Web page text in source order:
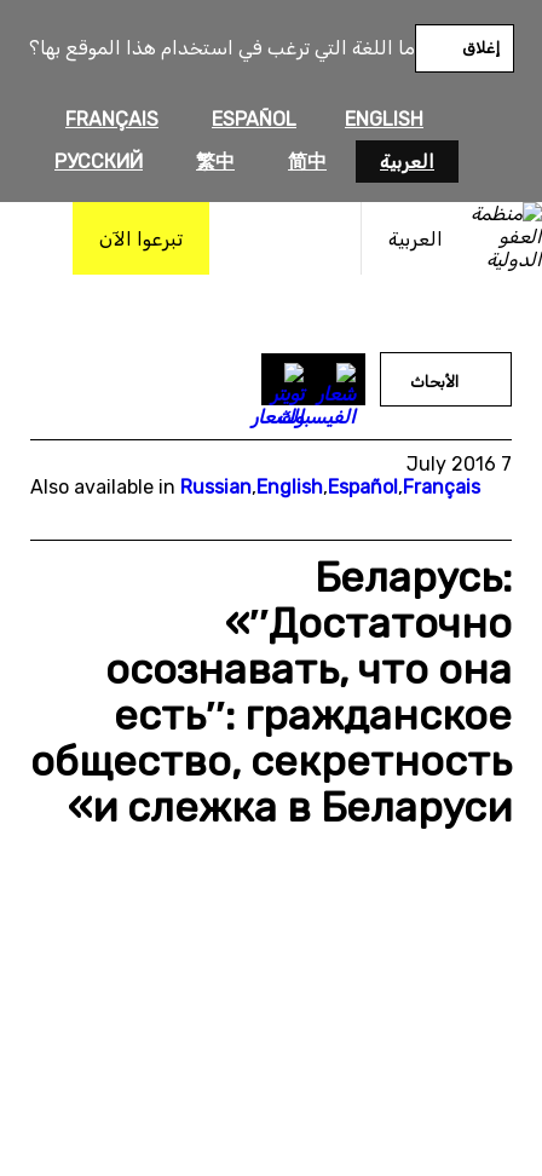
ما اللغة التي ترغب في استخدام هذا الموقع بها؟
ENGLISH
ESPAÑOL
FRANÇAIS
العربية
简中
繁中
РУССКИЙ
إغلاق
العربية تبرعوا الآن
المحتوى
الأبحاث
7 July 2016
Also available in Russian,English,Español,Français
Беларусь:
«″Достаточно
осознавать, что она
есть″: гражданское
общество, секретность
и слежка в Беларуси»